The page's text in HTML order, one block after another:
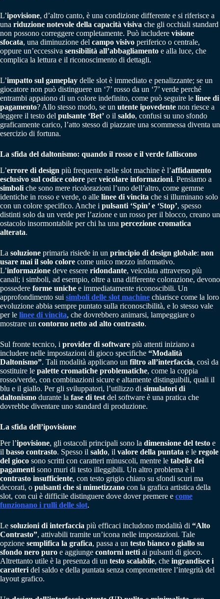
L’ipovisione, d’altro canto, è una condizione differente e si riferisce a
una riduzione notevole della capacità visiva che gli occhiali standard
non possono correggere completamente. Può includere visione
sfocata, una diminuzione del campo visivo periferico o centrale,
oppure un’eccessiva sensibilità all’abbagliamento e alla luce, che
complica la lettura e il riconoscimento di dettagli.
L’impatto sul gameplay delle slot è immediato e penalizzante; se un
giocatore non può distinguere un ‘7’ rosso da un ‘7’ verde perché
entrambi appaiono di un colore indefinito, come può seguire le linee di
pagamento? Allo stesso modo, se un utente ipovedente non riesce a
leggere il testo del pulsante ‘Bet’ o il saldo, confusi su uno sfondo
graficamente carico, l’atto stesso di piazzare una scommessa diventa un
esercizio di fortuna.
La sfida del daltonismo: quando il rosso e il verde falliscono
L’errore di design più frequente nelle slot machine è l’affidamento
esclusivo sul codice colore perveicolare informazioni. Pensiamo a
simboli che sono mere ricolorazioni l’uno dell’altro, come gemme
identiche in rosso e verde, o alle linee di vincita che si illuminano solo
con un colore specifico. Anche i pulsanti ‘Spin’ e ‘Stop’, spesso
distinti solo da un verde per l’azione e un rosso per il blocco, creano un
ostacolo insormontabile per chi ha una percezione cromatica
alterata.
La soluzione primaria risiede in un principio di design globale: non
usare mai il solo colore come unico mezzo informativo.
L’informazione deve essere ridondante, veicolata attraverso più
canali; i simboli, ad esempio, oltre a una differente colorazione, devono
possedere forme uniche e immediatamente riconoscibili. Un
approfondimento sui simboli delle slot machine chiarisce come la loro
evoluzione abbia sempre puntato sulla riconoscibilità, e lo stesso vale
per le linee di vincita, che dovrebbero animarsi, lampeggiare o
mostrare un contorno netto ad alto contrasto.
Sul fronte tecnico, i provider di software più attenti iniziano a
includere nelle impostazioni di gioco specifiche “Modalità
Daltonismo”. Tali modalità applicano un filtro all’interfaccia, così da
sostituire le palette cromatiche problematiche, come la coppia
rosso/verde, con combinazioni sicure e altamente distinguibili, quali il
blu e il giallo. Per gli sviluppatori, l’utilizzo di simulatori di
daltonismo durante la fase di test del software è una pratica che
dovrebbe diventare uno standard di produzione.
La sfida dell’ipovisione
Per l’ipovisione, gli ostacoli principali sono la dimensione del testo e
il basso contrasto. Spesso il saldo, il valore della puntata e le regole
del gioco sono scritti con caratteri minuscoli, mentre le tabelle dei
pagamenti sono muri di testo illeggibili. Un altro problema è il
contrasto insufficiente, con testo grigio chiaro su sfondi scuri ma
decorati, o pulsanti che si mimetizzano con la grafica artistica della
slot, con cui è difficile distinguere dove dover premere e come
funzionano i rulli delle slot.
Le soluzioni di interfaccia più efficaci includono modalità di “Alto
Contrasto”, attivabili tramite un’icona nelle impostazioni. Tale
opzione semplifica la grafica, passa a un testo bianco o giallo su
sfondo nero puro e aggiunge contorni netti ai pulsanti di gioco.
Altrettanto utile è la presenza di un testo scalabile, che ingrandisce i
caratteri del saldo e della puntata senza compromettere l’integrità del
layout grafico.